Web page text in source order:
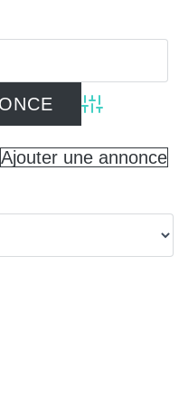
Advanced
Ajouter une annonce